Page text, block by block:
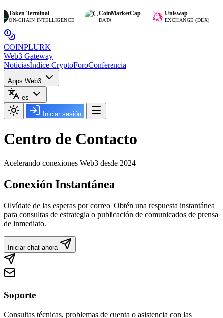
Token Terminal
ON-CHAIN INTELLIGENCE
CoinMarketCap
DATA
Uniswap
EXCHANGE (DEX)
COINPLURK
Web3 Gateway
NoticiasÍndice CryptoForoConferencia
Apps Web3
es
Iniciar sesión
Centro de Contacto
Acelerando conexiones Web3 desde 2024
Conexión Instantánea
Olvídate de las esperas por correo. Obtén una respuesta instantánea
para consultas de estrategia o publicación de comunicados de prensa
de inmediato.
Iniciar chat ahora
Soporte
Consultas técnicas, problemas de cuenta o asistencia con las